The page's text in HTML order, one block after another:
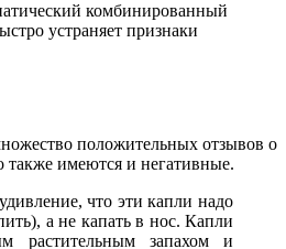
комбинированный
устраняет признаки
положительных отзывов о
также имеются и негативные.
что эти капли надо
а не капать в нос. Капли
растительным запахом и